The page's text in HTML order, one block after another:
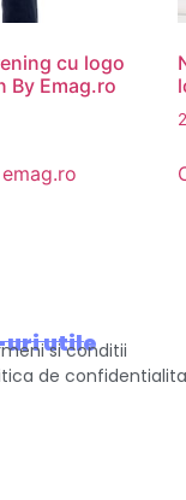
cu logo
By Emag.ro
uri utile
si conditii
de